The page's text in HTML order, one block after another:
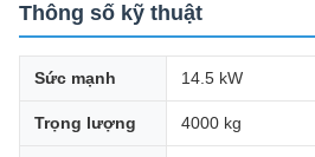
Thông số kỹ thuật
Sức mạnh 14.5 kW
Trọng lượng 4000 kg